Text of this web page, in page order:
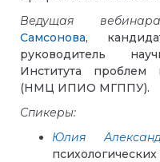
Ведущая
Самсонова,
руководитель
Института проблем
(НМЦ ИПИО МГППУ).
Спикеры:
Юлия